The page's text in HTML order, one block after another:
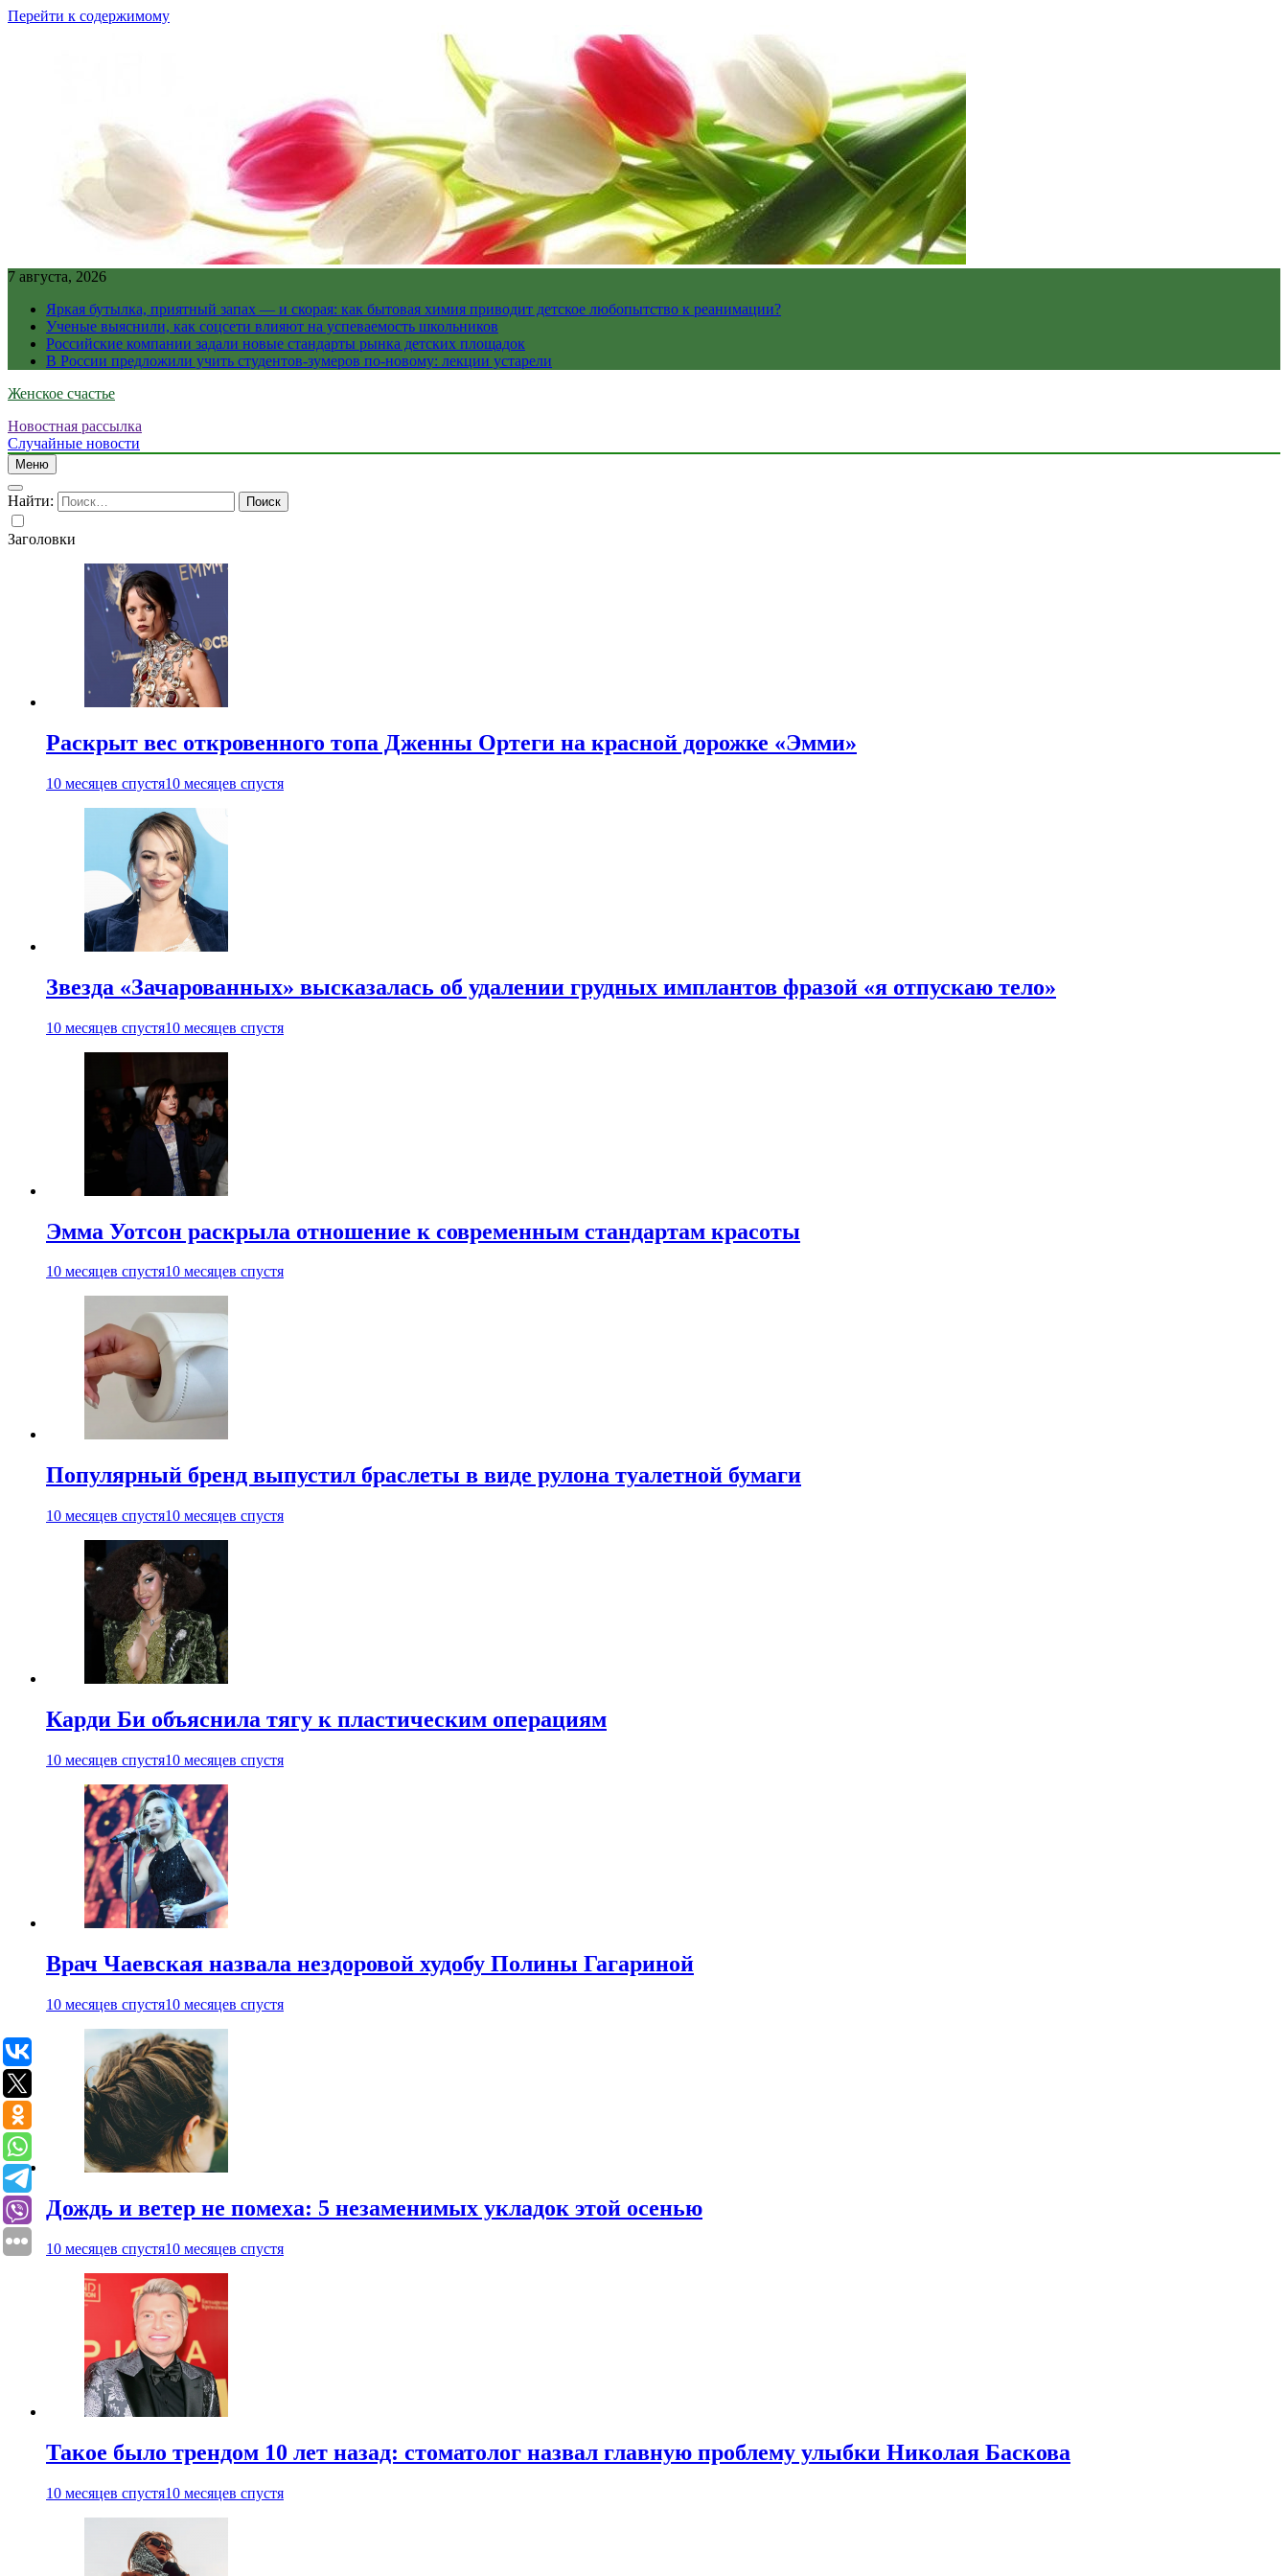
Перейти к содержимому
7 августа, 2026
Яркая бутылка, приятный запах — и скорая: как бытовая химия приводит детское любопытство к реанимации?
Ученые выяснили, как соцсети влияют на успеваемость школьников
Российские компании задали новые стандарты рынка детских площадок
В России предложили учить студентов-зумеров по-новому: лекции устарели
Женское счастье
Новостная рассылка
Случайные новости
Меню
Найти:
Заголовки
Раскрыт вес откровенного топа Дженны Ортеги на красной дорожке «Эмми»
10 месяцев спустя10 месяцев спустя
Звезда «Зачарованных» высказалась об удалении грудных имплантов фразой «я отпускаю тело»
10 месяцев спустя10 месяцев спустя
Эмма Уотсон раскрыла отношение к современным стандартам красоты
10 месяцев спустя10 месяцев спустя
Популярный бренд выпустил браслеты в виде рулона туалетной бумаги
10 месяцев спустя10 месяцев спустя
Карди Би объяснила тягу к пластическим операциям
10 месяцев спустя10 месяцев спустя
Врач Чаевская назвала нездоровой худобу Полины Гагариной
10 месяцев спустя10 месяцев спустя
Дождь и ветер не помеха: 5 незаменимых укладок этой осенью
10 месяцев спустя10 месяцев спустя
Такое было трендом 10 лет назад: стоматолог назвал главную проблему улыбки Николая Баскова
10 месяцев спустя10 месяцев спустя